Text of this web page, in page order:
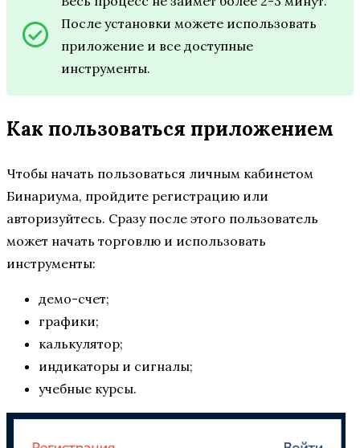
После установки можете использовать
приложение и все доступные
инструменты.
Как пользоваться приложением
Чтобы начать пользоваться личным кабинетом
Бинариума, пройдите регистрацию или
авторизуйтесь. Сразу после этого пользователь
может начать торговлю и использовать
инструменты:
демо-счет;
графики;
калькулятор;
индикаторы и сигналы;
учебные курсы.